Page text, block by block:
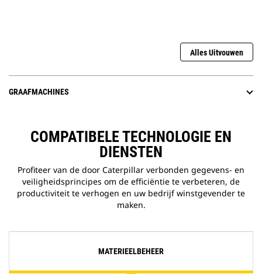
Alles Uitvouwen
GRAAFMACHINES
COMPATIBELE TECHNOLOGIE EN
DIENSTEN
Profiteer van de door Caterpillar verbonden gegevens- en
veiligheidsprincipes om de efficiëntie te verbeteren, de
productiviteit te verhogen en uw bedrijf winstgevender te
maken.
MATERIEELBEHEER